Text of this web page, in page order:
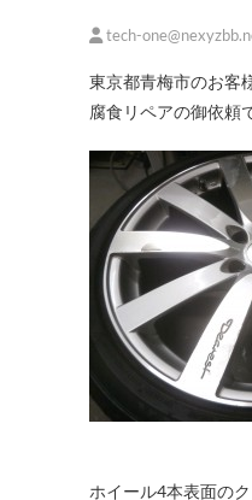
tech-
東京都青梅市のお客様よりポリッシュホイール
腐食リペアの御依頼
ホイール4本表面の